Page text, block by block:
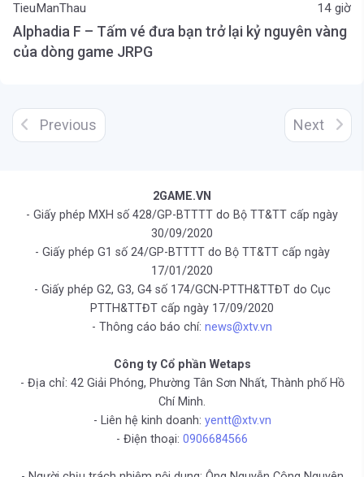
TieuManThau 14 giờ
Alphadia F – Tấm vé đưa bạn trở lại kỷ nguyên vàng
của dòng game JRPG
Previous Next
2GAME.VN
- Giấy phép MXH số 428/GP-BTTTT do Bộ TT&TT cấp ngày
30/09/2020
- Giấy phép G1 số 24/GP-BTTTT do Bộ TT&TT cấp ngày
17/01/2020
- Giấy phép G2, G3, G4 số 174/GCN-PTTH&TTĐT do Cục
PTTH&TTĐT cấp ngày 17/09/2020
- Thông cáo báo chí: news@xtv.vn
Công ty Cổ phần Wetaps
- Địa chỉ: 42 Giải Phóng, Phường Tân Sơn Nhất, Thành phố Hồ
Chí Minh.
- Liên hệ kinh doanh: yentt@xtv.vn
- Điện thoại: 0906684566